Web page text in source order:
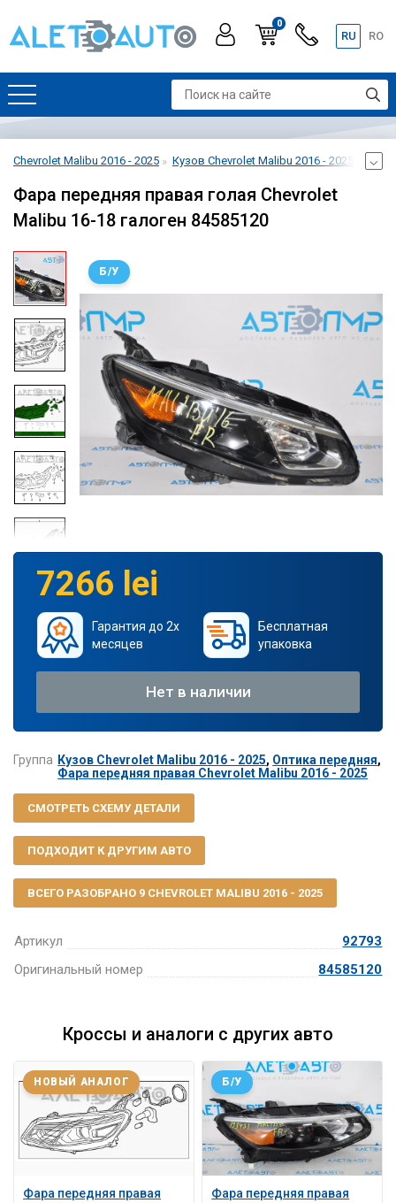
0
RU RO
Chevrolet Malibu 2016 - 2025 Кузов Chevrolet Malibu 2016 - 2025
Фара передняя правая голая Chevrolet
Malibu 16-18 галоген 84585120
Б/У
Артикул
92793
Оригинальный номер
84585120
7266 lei
Гарантия до 2х
месяцев
Бесплатная
упаковка
Нет в наличии
Группа Кузов Chevrolet Malibu 2016 - 2025, Оптика передняя,
Фара передняя правая Chevrolet Malibu 2016 - 2025
СМОТРЕТЬ СХЕМУ ДЕТАЛИ
ПОДХОДИТ К ДРУГИМ АВТО
ВСЕГО РАЗОБРАНО 9 CHEVROLET MALIBU 2016 - 2025
Кроссы и аналоги с других авто
Фара передняя правая
НОВЫЙ АНАЛОГ
Фара передняя правая
Б/У